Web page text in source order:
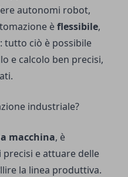
autonomi robot,
èflessibile,
: tutto ciò è possibile
e calcolo ben precisi,
industriale?
macchina, è
e attuare delle
la linea produttiva.